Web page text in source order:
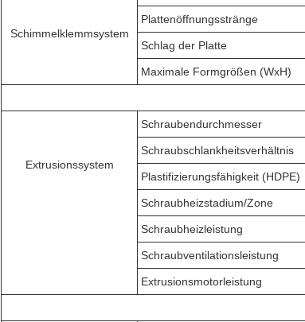
Schimmelklemmsystem
Plattenöffnungsstränge
Schlag der Platte
Maximale Formgrößen (WxH)
Extrusionssystem
Schraubendurchmesser
Schraubschlankheitsverhältnis
Plastifizierungsfähigkeit (HDPE)
Schraubheizstadium/Zone
Schraubheizleistung
Schraubventilationsleistung
Extrusionsmotorleistung